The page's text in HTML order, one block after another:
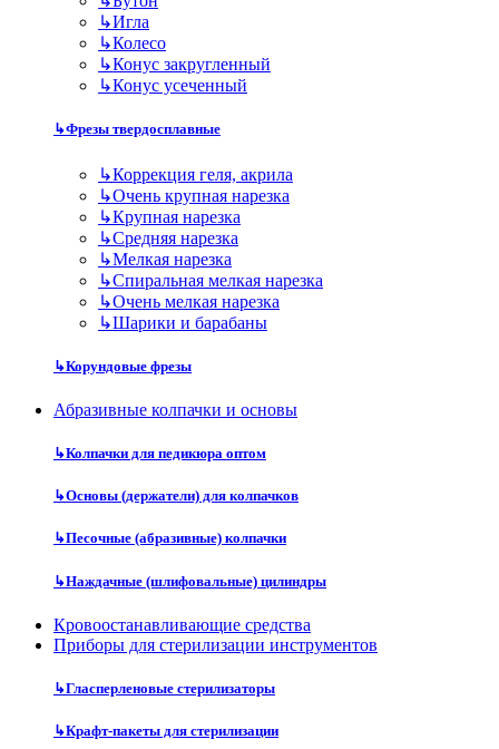
↳Игла
↳Колесо
↳Конус закругленный
↳Конус усеченный
↳Фрезы твердосплавные
↳Коррекция геля, акрила
↳Очень крупная нарезка
↳Крупная нарезка
↳Средняя нарезка
↳Мелкая нарезка
↳Спиральная мелкая нарезка
↳Очень мелкая нарезка
↳Шарики и барабаны
↳Корундовые фрезы
Абразивные колпачки и основы
↳Колпачки для педикюра оптом
↳Основы (держатели) для колпачков
↳Песочные (абразивные) колпачки
↳Наждачные (шлифовальные) цилиндры
Кровоостанавливающие средства
Приборы для стерилизации инструментов
↳Гласперленовые стерилизаторы
↳Крафт-пакеты для стерилизации